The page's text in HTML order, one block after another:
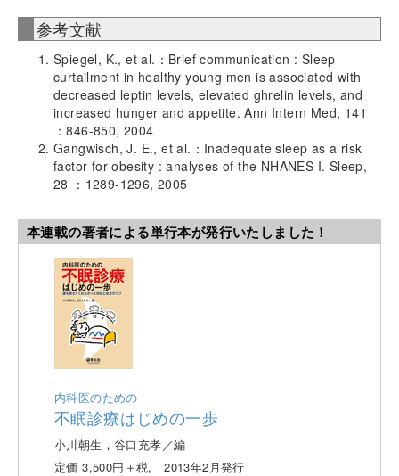
参考文献
Spiegel, K., et al.：Brief communication : Sleep
curtailment in healthy young men is associated with
decreased leptin levels, elevated ghrelin levels, and
increased hunger and appetite. Ann Intern Med, 141
：846-850, 2004
Gangwisch, J. E., et al.：Inadequate sleep as a risk
factor for obesity : analyses of the NHANES I. Sleep,
28 ：1289-1296, 2005
本連載の著者による単行本が発行いたしました！
内科医のための
不眠診療はじめの一歩
小川朝生，谷口充孝／編
定価 3,500円＋税, 2013年2月発行